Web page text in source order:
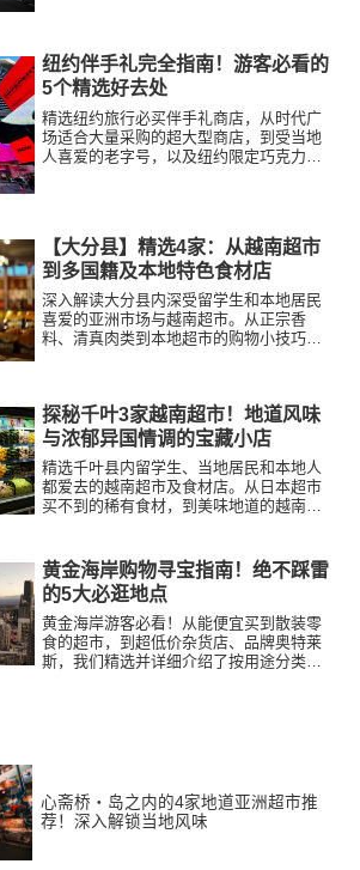
纽约伴手礼完全指南！游客必看的
5个精选好去处
精选纽约旅行必买伴手礼商店，从时代广
场适合大量采购的超大型商店，到受当地
人喜爱的老字号，以及纽约限定巧克力，
【大分县】精选4家：从越南超市
到多国籍及本地特色食材店
深入解读大分县内深受留学生和本地居民
喜爱的亚洲市场与越南超市。从正宗香
料、清真肉类到本地超市的购物小技巧，
探秘千叶3家越南超市！地道风味
与浓郁异国情调的宝藏小店
精选千叶县内留学生、当地居民和本地人
都爱去的越南超市及食材店。从日本超市
买不到的稀有食材，到美味地道的越南河
黄金海岸购物寻宝指南！绝不踩雷
的5大必逛地点
黄金海岸游客必看！从能便宜买到散装零
食的超市，到超低价杂货店、品牌奥特莱
斯，我们精选并详细介绍了按用途分类的
心斋桥・岛之内的4家地道亚洲超市推
荐！深入解锁当地风味